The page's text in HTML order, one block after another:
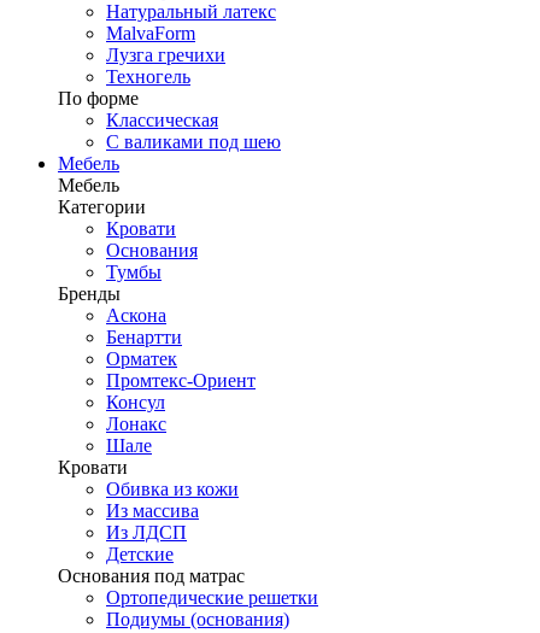
Натуральный латекс
MalvaForm
Лузга гречихи
Техногель
По форме
Классическая
С валиками под шею
Мебель
Мебель
Категории
Кровати
Основания
Тумбы
Бренды
Аскона
Бенартти
Орматек
Промтекс-Ориент
Консул
Лонакс
Шале
Кровати
Обивка из кожи
Из массива
Из ЛДСП
Детские
Основания под матрас
Ортопедические решетки
Подиумы (основания)